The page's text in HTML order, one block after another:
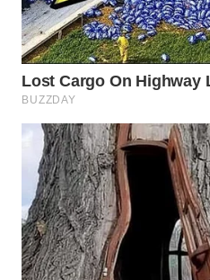
WN
INDRAMAYU
WN
KUNINGAN
WN
MAJALENGKA
WN
SUBANG